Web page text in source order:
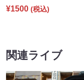
¥1500 (税込)
関連ライブ